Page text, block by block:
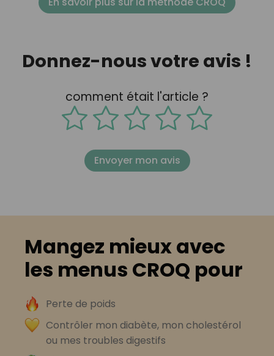
Donnez-nous votre avis !
comment était l'article ?
Envoyer mon avis
Mangez mieux avec
les menus CROQ pour
Perte de poids
Contrôler mon diabète, mon cholestérol
ou mes troubles digestifs